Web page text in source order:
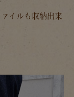
イルも収納出来